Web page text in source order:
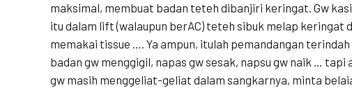
maksimal, membuat badan teteh dibanjiri keringat. Gw
itu dalam lift (walaupun berAC) teteh sibuk melap keringat
memakai tissue …. Ya ampun, itulah pemandangan
badan gw menggigil, napas gw sesak, napsu gw naik … tapi
gw masih menggeliat-geliat dalam sangkarnya, minta